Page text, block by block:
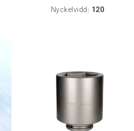
Nyckelvidd : 120